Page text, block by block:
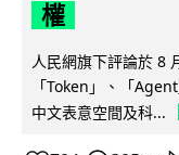
權
人民網旗下評論於 8
「Token」、「
中文表意空間及科...